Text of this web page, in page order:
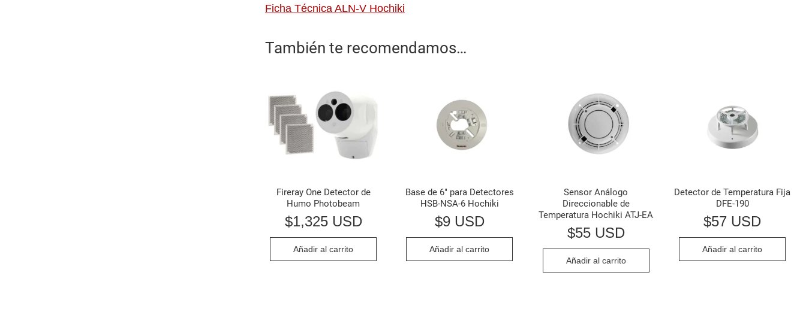
Ficha Técnica ALN-V Hochiki
También te recomendamos…
Fireray One Detector de
Humo Photobeam
$1,325 USD
Añadir al carrito
Base de 6″ para Detectores
HSB-NSA-6 Hochiki
$9 USD
Añadir al carrito
Sensor Análogo
Direccionable de
Temperatura Hochiki ATJ-EA
$55 USD
Añadir al carrito
Detector de Temperatura Fija
DFE-190
$57 USD
Añadir al carrito